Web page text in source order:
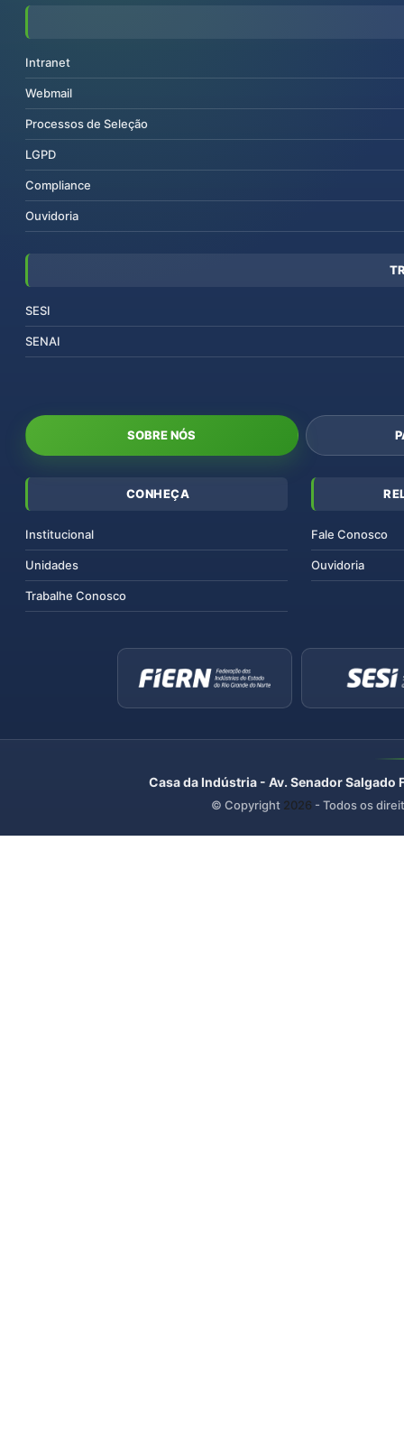
Intranet
Webmail
Processos de Seleção
LGPD
Compliance
Ouvidoria
SESI
SENAI
SOBRE NÓS
CONHEÇA
Institucional
Unidades
Trabalhe Conosco
Fale Conosco
Ouvidoria
Casa da Indústria - Av. Senador
© Copyright 2026 - Todos os